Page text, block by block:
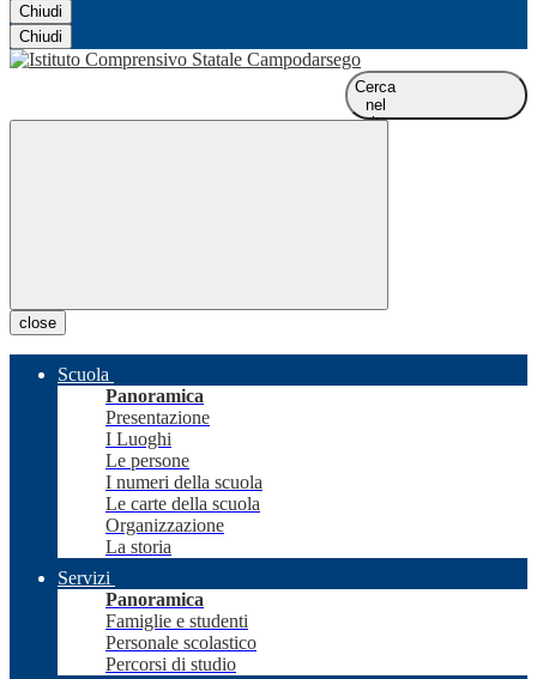
Chiudi
Chiudi
Cerca
nel
sito
close
Scuola
Panoramica
Presentazione
I Luoghi
Le persone
I numeri della scuola
Le carte della scuola
Organizzazione
La storia
Servizi
Panoramica
Famiglie e studenti
Personale scolastico
Percorsi di studio